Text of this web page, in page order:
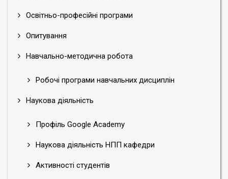
Освітньо-професійні програми
Опитування
Навчально-методична робота
Робочі програми навчальних дисциплін
Наукова діяльність
Профіль Google Academy
Наукова діяльність НПП кафедри
Активності студентів